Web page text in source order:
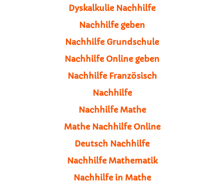
Dyskalkulie Nachhilfe
Nachhilfe geben
Nachhilfe Grundschule
Nachhilfe Online geben
Nachhilfe Französisch
Nachhilfe
Nachhilfe Mathe
Mathe Nachhilfe Online
Deutsch Nachhilfe
Nachhilfe Mathematik
Nachhilfe in Mathe